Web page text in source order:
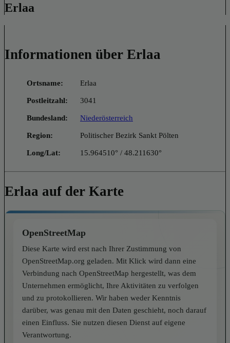
Erlaa
Informationen über Erlaa
Ortsname: Erlaa
Postleitzahl: 3041
Bundesland: Niederösterreich
Region: Politischer Bezirk Sankt Pölten
Long/Lat: 15.964510° / 48.211630°
Erlaa auf der Karte
OpenStreetMap
Diese Karte wird erst nach Ihrer Zustimmung von
OpenStreetMap.org geladen. Mit Klick wird dann eine
Verbindung nach OpenStreetMap hergestellt, was dem
Unternehmen ermöglicht, Ihre Aktivitäten zu verfolgen
und zu protokollieren. Wir haben weder Kenntnis
darüber, was genau mit den Daten geschieht, noch darauf
einen Einfluss. Sie nutzen diesen Dienst auf eigene
Verantwortung.